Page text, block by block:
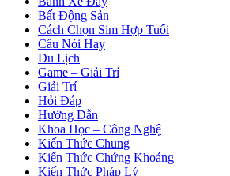
Bất Động Sản
Cách Chọn Sim Hợp Tuổi
Câu Nói Hay
Du Lịch
Game – Giải Trí
Giải Trí
Hỏi Đáp
Hướng Dẫn
Khoa Học – Công Nghệ
Kiến Thức Chung
Kiến Thức Chứng Khoáng
Kiến Thức Pháp Lý